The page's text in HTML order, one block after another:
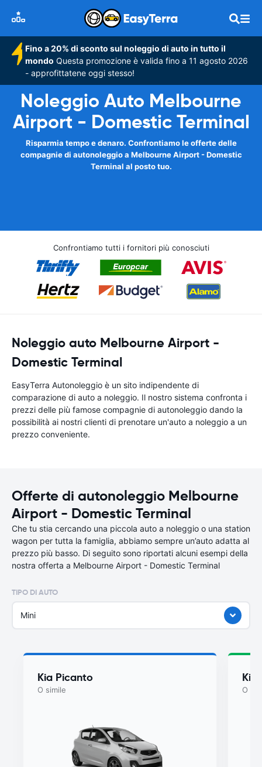
Fino a 20% di sconto sul noleggio di auto in tutto il
mondo Questa promozione è valida fino a 11 agosto 2026
- approfittatene oggi stesso!
Noleggio Auto Melbourne
Airport - Domestic Terminal
Risparmia tempo e denaro. Confrontiamo le offerte delle
compagnie di autonoleggio a Melbourne Airport - Domestic
Terminal al posto tuo.
Confrontiamo tutti i fornitori più conosciuti
Noleggio auto Melbourne Airport -
Domestic Terminal
EasyTerra Autonoleggio è un sito indipendente di
comparazione di auto a noleggio. Il nostro sistema confronta i
prezzi delle più famose compagnie di autonoleggio dando la
possibilità ai nostri clienti di prenotare un'auto a noleggio a un
prezzo conveniente.
Offerte di autonoleggio Melbourne
Airport - Domestic Terminal
Che tu stia cercando una piccola auto a noleggio o una station
wagon per tutta la famiglia, abbiamo sempre un’auto adatta al
prezzo più basso. Di seguito sono riportati alcuni esempi della
nostra offerta a Melbourne Airport - Domestic Terminal
TIPO DI AUTO
Mini
Kia Picanto
O simile
Kia
O